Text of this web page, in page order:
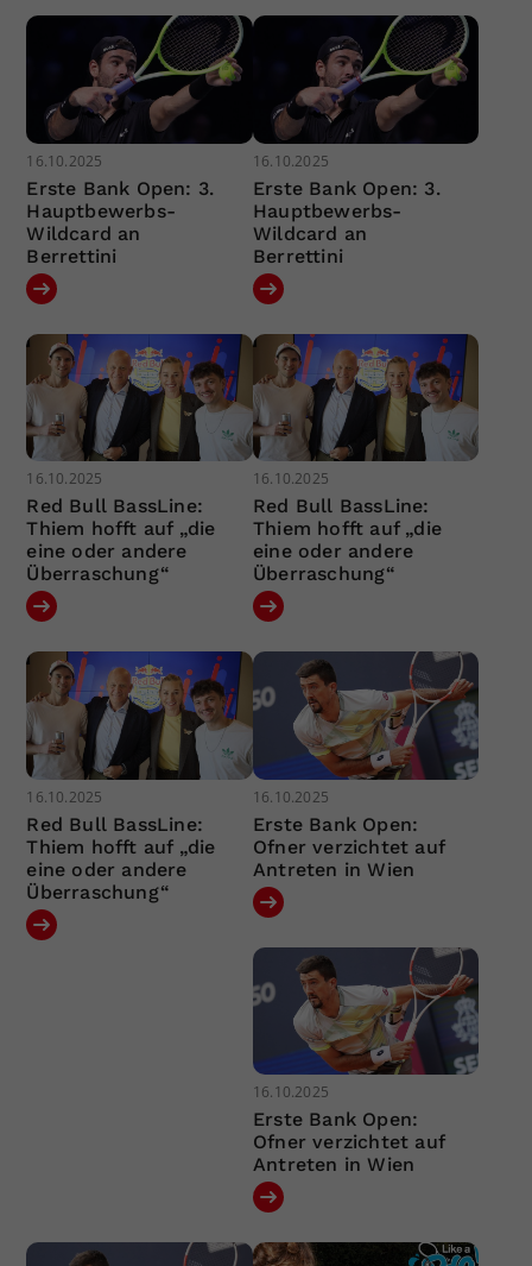
16.10.2025
Erste Bank Open: 3.
Hauptbewerbs-
Wildcard an
Berrettini
16.10.2025
Erste Bank Open: 3.
Hauptbewerbs-
Wildcard an
Berrettini
16.10.2025
Red Bull BassLine:
Thiem hofft auf „die
eine oder andere
Überraschung“
16.10.2025
Red Bull BassLine:
Thiem hofft auf „die
eine oder andere
Überraschung“
16.10.2025
Red Bull BassLine:
Thiem hofft auf „die
eine oder andere
Überraschung“
16.10.2025
Erste Bank Open:
Ofner verzichtet auf
Antreten in Wien
16.10.2025
Erste Bank Open:
Ofner verzichtet auf
Antreten in Wien